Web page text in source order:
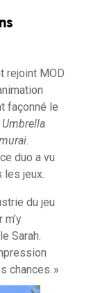
rejoint MOD
façonné le
Umbrella
duo a vu
les jeux.
du jeu
Sarah.
chances. »